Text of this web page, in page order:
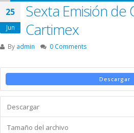
25
Jun
Sexta Emisión de
Cartimex
By admin 0 Comments
Descargar
Descargar
Tamaño del archivo